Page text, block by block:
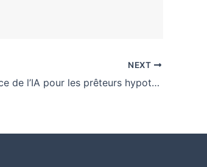
NEXT
Urgence de la gouvernance de l’IA pour les prêteurs hypothécaires